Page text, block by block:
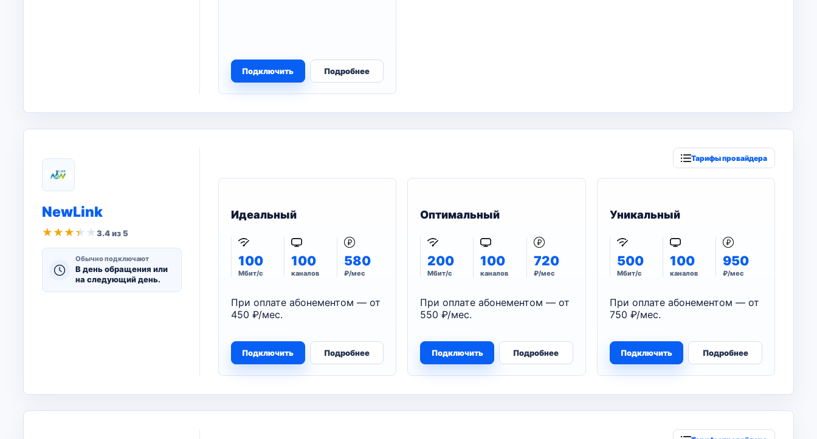
Подключить Подробнее
NewLink
★ ★ ★ ★ ★3.4 из 5
Обычно подключают
В день обращения или
на следующий день.
Тарифы провайдера
Идеальный
100
Мбит/с
100
каналов
580
₽/мес
При оплате абонементом — от
450 ₽/мес.
Подключить Подробнее
Оптимальный
200
Мбит/с
100
каналов
720
₽/мес
При оплате абонементом — от
550 ₽/мес.
Подключить Подробнее
Уникальный
500
Мбит/с
100
каналов
950
₽/мес
При оплате абонементом — от
750 ₽/мес.
Подключить Подробнее